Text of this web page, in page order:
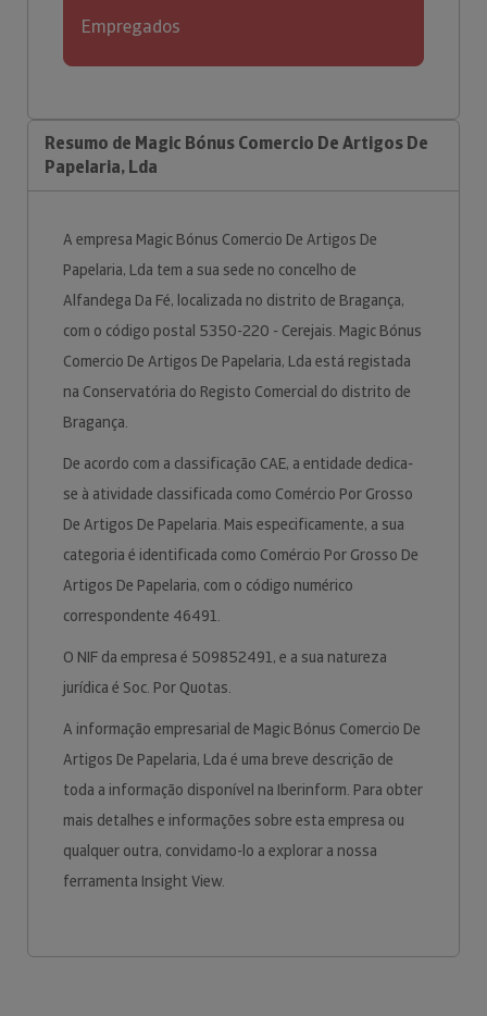
Empregados
Resumo de Magic Bónus Comercio De Artigos De
Papelaria, Lda
A empresa Magic Bónus Comercio De Artigos De
Papelaria, Lda tem a sua sede no concelho de
Alfandega Da Fé, localizada no distrito de Bragança,
com o código postal 5350-220 - Cerejais. Magic Bónus
Comercio De Artigos De Papelaria, Lda está registada
na Conservatória do Registo Comercial do distrito de
Bragança.
De acordo com a classificação CAE, a entidade dedica-
se à atividade classificada como Comércio Por Grosso
De Artigos De Papelaria. Mais especificamente, a sua
categoria é identificada como Comércio Por Grosso De
Artigos De Papelaria, com o código numérico
correspondente 46491.
O NIF da empresa é 509852491, e a sua natureza
jurídica é Soc. Por Quotas.
A informação empresarial de Magic Bónus Comercio De
Artigos De Papelaria, Lda é uma breve descrição de
toda a informação disponível na Iberinform. Para obter
mais detalhes e informações sobre esta empresa ou
qualquer outra, convidamo-lo a explorar a nossa
ferramenta Insight View.